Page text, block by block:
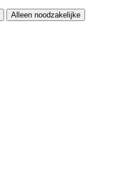
Alleen noodzakelijke